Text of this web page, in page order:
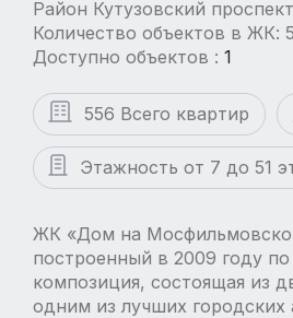
Район Кутузовский проспект
Количество объектов в ЖК:
Доступно объектов : 1
556 Всего квартир
Этажность от 7 до 51
ЖК «Дом на
построенный в 2009 году
композиция, состоящая из
одним из лучших городских